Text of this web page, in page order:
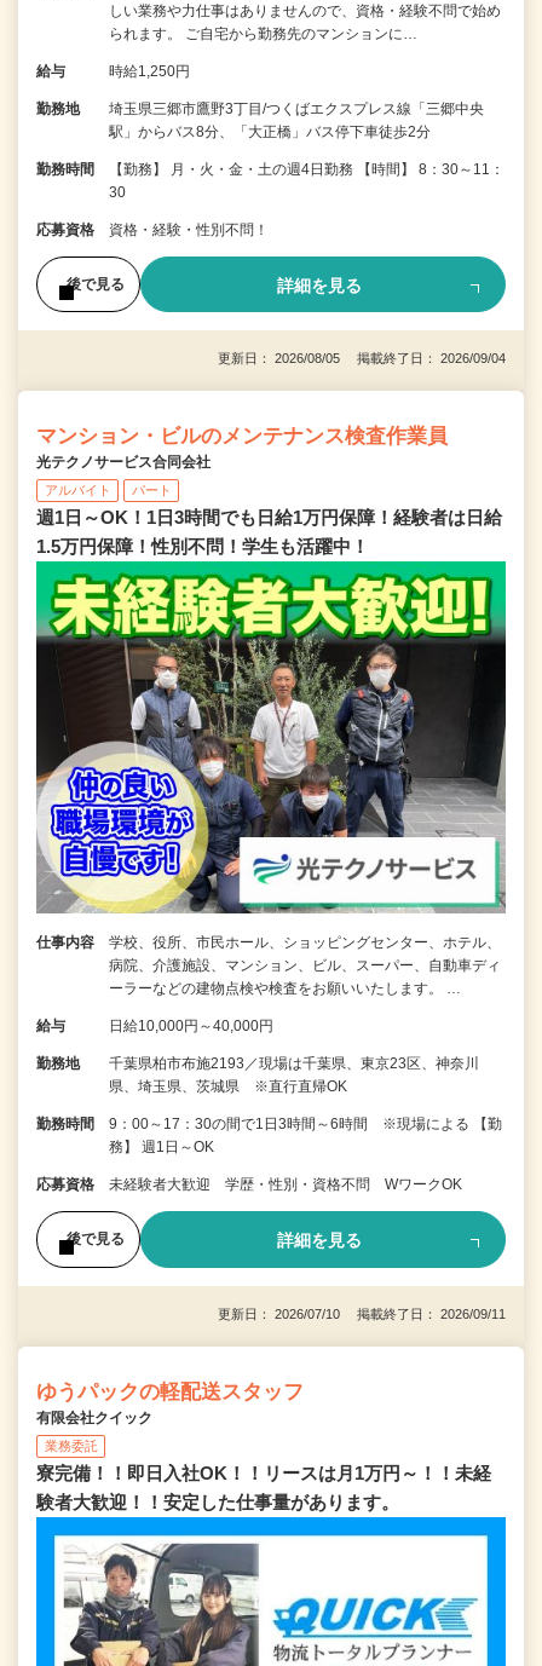
しい業務や力仕事はありませんので、資格・経験不問で始め
られます。 ご自宅から勤務先のマンションに…
給与 時給1,250円
勤務地
埼玉県三郷市鷹野3丁目/つくばエクスプレス線「三郷中央
駅」からバス8分、「大正橋」バス停下車徒歩2分
勤務時間
【勤務】 月・火・金・土の週4日勤務 【時間】 8：30～11：
30
応募資格 資格・経験・性別不問！
後で見る 詳細を見る
更新日： 2026/08/05 掲載終了日： 2026/09/04
マンション・ビルのメンテナンス検査作業員
光テクノサービス合同会社
アルバイト パート
週1日～OK！1日3時間でも日給1万円保障！経験者は日給
1.5万円保障！性別不問！学生も活躍中！
仕事内容
学校、役所、市民ホール、ショッピングセンター、ホテル、
病院、介護施設、マンション、ビル、スーパー、自動車ディ
ーラーなどの建物点検や検査をお願いいたします。 …
給与 日給10,000円～40,000円
勤務地
千葉県柏市布施2193／現場は千葉県、東京23区、神奈川
県、埼玉県、茨城県 ※直行直帰OK
勤務時間
9：00～17：30の間で1日3時間～6時間 ※現場による 【勤
務】 週1日～OK
応募資格 未経験者大歓迎 学歴・性別・資格不問 WワークOK
後で見る 詳細を見る
更新日： 2026/07/10 掲載終了日： 2026/09/11
ゆうパックの軽配送スタッフ
有限会社クイック
業務委託
寮完備！！即日入社OK！！リースは月1万円～！！未経
験者大歓迎！！安定した仕事量があります。